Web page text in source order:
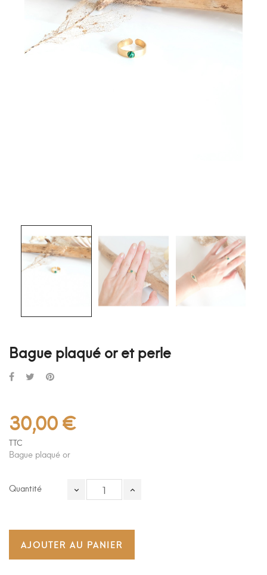
Bague plaqué or et perle
30,00 €
TTC
Bague plaqué or
Quantité
AJOUTER AU PANIER